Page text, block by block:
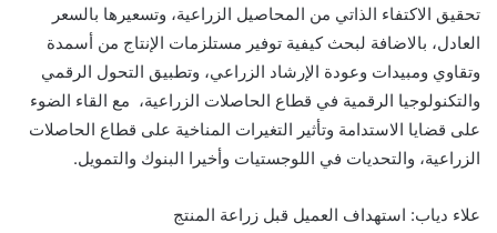
تحقيق الاكتفاء الذاتي من المحاصيل الزراعية، وتسعيرها بالسعر
العادل، بالاضافة لبحث كيفية توفير مستلزمات الإنتاج من أسمدة
وتقاوي ومبيدات وعودة الإرشاد الزراعي، وتطبيق التحول الرقمي
والتكنولوجيا الرقمية في قطاع الحاصلات الزراعية، مع القاء الضوء
على قضايا الاستدامة وتأثير التغيرات المناخية على قطاع الحاصلات
الزراعية، والتحديات في اللوجستيات وأخيرا البنوك والتمويل.
علاء دياب: استهداف العميل قبل زراعة المنتج